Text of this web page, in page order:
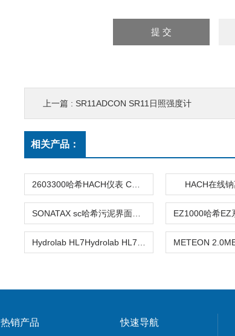
上一篇 : SR11ADCON SR11日照强度计
相关产品：
HACH在线
热销产品 快速导航